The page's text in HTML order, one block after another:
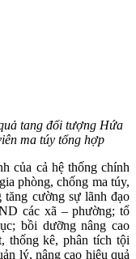
tang đối tượng Hứa
ma túy tổng hợp
của cả hệ thống chính
phòng, chống ma túy,
tăng cường sự lãnh đạo
các xã – phường; tổ
bồi dưỡng nâng cao
thống kê, phân tích tội
lý, nâng cao hiệu quả